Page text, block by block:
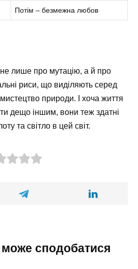
Потім – безмежна любов
лише про мутацію, а й про
риси, що виділяють серед
природи. І хоча життя
дещо іншим, вони теж здатні
та світло в цей світ.
сподобатися